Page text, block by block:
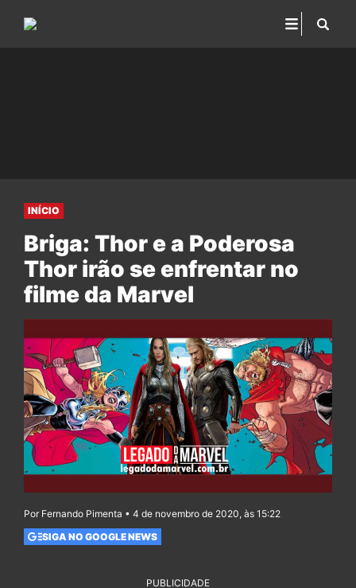
INÍCIO
Briga: Thor e a Poderosa
Thor irão se enfrentar no
filme da Marvel
Por Fernando Pimenta • 4 de novembro de 2020, às 15:22
SIGA NO GOOGLE NEWS
PUBLICIDADE